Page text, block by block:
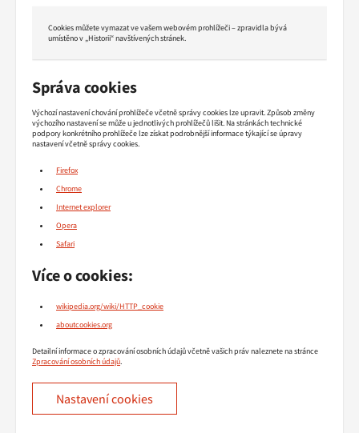
Cookies můžete vymazat ve vašem webovém prohlížeči – zpravidla bývá
umístěno v „Historii“ navštívených stránek.
Správa cookies
Výchozí nastavení chování prohlížeče včetně správy cookies lze upravit. Způsob změny
výchozího nastavení se může u jednotlivých prohlížečů lišit. Na stránkách technické
podpory konkrétního prohlížeče lze získat podrobnější informace týkající se úpravy
nastavení včetně správy cookies.
Firefox
Chrome
Internet explorer
Opera
Safari
Více o cookies:
wikipedia.org/wiki/HTTP_cookie
aboutcookies.org
Detailní informace o zpracování osobních údajů včetně vašich práv naleznete na stránce
Zpracování osobních údajů.
Nastavení cookies